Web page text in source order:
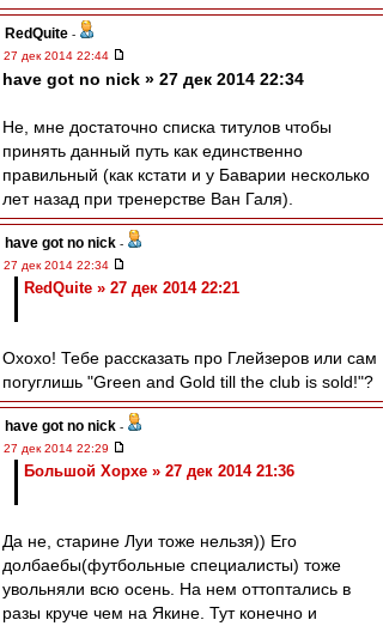
RedQuite -
27 дек 2014 22:44
have got no nick » 27 дек 2014 22:34
Не, мне достаточно списка титулов чтобы
принять данный путь как единственно
правильный (как кстати и у Баварии несколько
лет назад при тренерстве Ван Галя).
have got no nick -
27 дек 2014 22:34
RedQuite » 27 дек 2014 22:21
Охохо! Тебе рассказать про Глейзеров или сам
погуглишь "Green and Gold till the club is sold!"?
have got no nick -
27 дек 2014 22:29
Большой Хорхе » 27 дек 2014 21:36
Да не, старине Луи тоже нельзя)) Его
долбаебы(футбольные специалисты) тоже
увольняли всю осень. На нем оттоптались в
разы круче чем на Якине. Тут конечно и